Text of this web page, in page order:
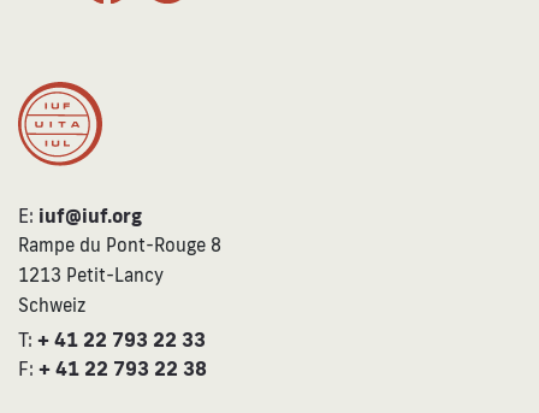
E: iuf@iuf.org
Rampe du Pont-Rouge 8
1213 Petit-Lancy
Schweiz
T: + 41 22 793 22 33
F: + 41 22 793 22 38